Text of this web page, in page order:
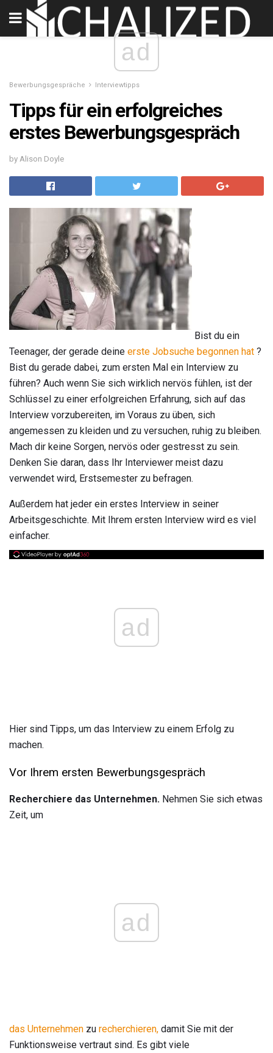
ad
Bewerbungsgespräche Interviewtipps
Tipps für ein erfolgreiches
erstes Bewerbungsgespräch
by Alison Doyle
Bist du ein
Teenager, der gerade deine erste Jobsuche begonnen hat ?
Bist du gerade dabei, zum ersten Mal ein Interview zu
führen? Auch wenn Sie sich wirklich nervös fühlen, ist der
Schlüssel zu einer erfolgreichen Erfahrung, sich auf das
Interview vorzubereiten, im Voraus zu üben, sich
angemessen zu kleiden und zu versuchen, ruhig zu bleiben.
Mach dir keine Sorgen, nervös oder gestresst zu sein.
Denken Sie daran, dass Ihr Interviewer meist dazu
verwendet wird, Erstsemester zu befragen.
Außerdem hat jeder ein erstes Interview in seiner
Arbeitsgeschichte. Mit Ihrem ersten Interview wird es viel
einfacher.
ad
Hier sind Tipps, um das Interview zu einem Erfolg zu
machen.
Vor Ihrem ersten Bewerbungsgespräch
Recherchiere das Unternehmen. Nehmen Sie sich etwas
Zeit, um
ad
das Unternehmen zu recherchieren, damit Sie mit der
Funktionsweise vertraut sind. Es gibt viele